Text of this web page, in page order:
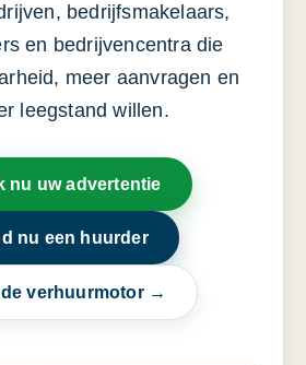
bedrijfsmakelaars,
en bedrijvencentra die
meer aanvragen en
leegstand willen.
nu uw advertentie
nu een huurder
verhuurmotor →